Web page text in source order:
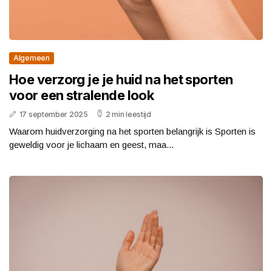
Algemeen
Hoe verzorg je je huid na het sporten
voor een stralende look
17 september 2025 2 min leestijd
Waarom huidverzorging na het sporten belangrijk is Sporten is
geweldig voor je lichaam en geest, maa...